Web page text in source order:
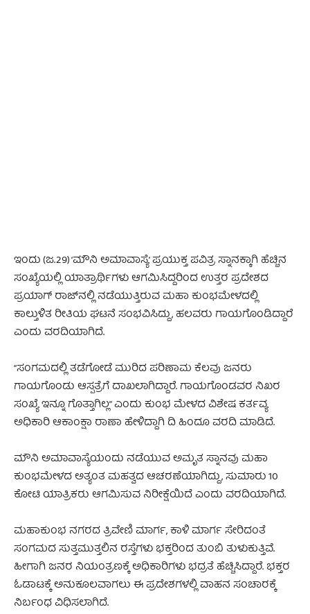
ಇಂದು (ಜ.29) ‘ಮೌನಿ ಅಮಾವಾಸ್ಯೆ’ ಪ್ರಯುಕ್ತ ಪವಿತ್ರ ಸ್ನಾನಕ್ಕಾಗಿ ಹೆಚ್ಚಿನ
ಸಂಖ್ಯೆಯಲ್ಲಿ ಯಾತ್ರಾರ್ಥಿಗಳು ಆಗಮಿಸಿದ್ದರಿಂದ ಉತ್ತರ ಪ್ರದೇಶದ
ಪ್ರಯಾಗ್‌ ರಾಜ್‌ನಲ್ಲಿ ನಡೆಯುತ್ತಿರುವ ಮಹಾ ಕುಂಭಮೇಳದಲ್ಲಿ
ಕಾಲ್ತುಳಿತ ರೀತಿಯ ಘಟನೆ ಸಂಭವಿಸಿದ್ದು, ಹಲವರು ಗಾಯಗೊಂಡಿದ್ದಾರೆ
ಎಂದು ವರದಿಯಾಗಿದೆ.
“ಸಂಗಮದಲ್ಲಿ ತಡೆಗೋಡೆ ಮುರಿದ ಪರಿಣಾಮ ಕೆಲವು ಜನರು
ಗಾಯಗೊಂಡು ಆಸ್ಪತ್ರೆಗೆ ದಾಖಲಾಗಿದ್ದಾರೆ. ಗಾಯಗೊಂಡವರ ನಿಖರ
ಸಂಖ್ಯೆ ಇನ್ನೂ ಗೊತ್ತಾಗಿಲ್ಲ” ಎಂದು ಕುಂಭ ಮೇಳದ ವಿಶೇಷ ಕರ್ತವ್ಯ
ಅಧಿಕಾರಿ ಆಕಾಂಕ್ಷಾ ರಾಣಾ ಹೇಳಿದ್ದಾಗಿ ದಿ ಹಿಂದೂ ವರದಿ ಮಾಡಿದೆ.
ಮೌನಿ ಅಮಾವಾಸ್ಯೆಯಂದು ನಡೆಯುವ ಅಮೃತ ಸ್ನಾನವು ಮಹಾ
ಕುಂಭಮೇಳದ ಅತ್ಯಂತ ಮಹತ್ವದ ಆಚರಣೆಯಾಗಿದ್ದು, ಸುಮಾರು 10
ಕೋಟಿ ಯಾತ್ರಿಕರು ಆಗಮಿಸುವ ನಿರೀಕ್ಷೆಯಿದೆ ಎಂದು ವರದಿಯಾಗಿದೆ.
ಮಹಾಕುಂಭ ನಗರದ ತ್ರಿವೇಣಿ ಮಾರ್ಗ, ಕಾಳಿ ಮಾರ್ಗ ಸೇರಿದಂತೆ
ಸಂಗಮದ ಸುತ್ತಮುತ್ತಲಿನ ರಸ್ತೆಗಳು ಭಕ್ತರಿಂದ ತುಂಬಿ ತುಳುಕುತ್ತಿವೆ.
ಹೀಗಾಗಿ ಜನರ ನಿಯಂತ್ರಣಕ್ಕೆ ಅಧಿಕಾರಿಗಳು ಭದ್ರತೆ ಹೆಚ್ಚಿಸಿದ್ದಾರೆ. ಭಕ್ತರ
ಓಡಾಟಕ್ಕೆ ಅನುಕೂಲವಾಗಲು ಈ ಪ್ರದೇಶಗಳಲ್ಲಿ ವಾಹನ ಸಂಚಾರಕ್ಕೆ
ನಿರ್ಬಂಧ ವಿಧಿಸಲಾಗಿದೆ.